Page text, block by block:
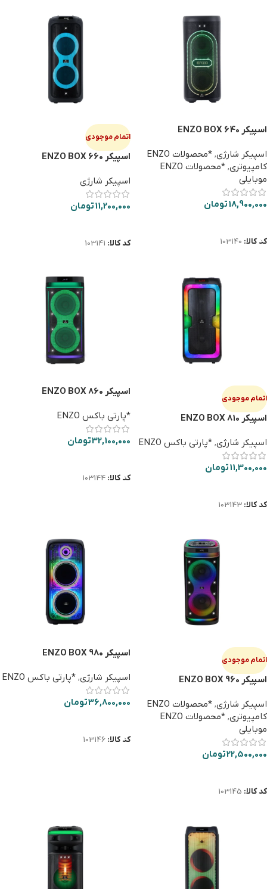
اسپیکر ENZO BOX 640
اسپیکر شارژی,
*محصولات ENZO
کامپیوتری,
*محصولات ENZO
موبایلی
18,900,000تومان
کد کالا: 103140
اتمام موجودی
اسپیکر ENZO BOX 660
اسپیکر شارژی
11,200,000تومان
کد کالا: 103141
اتمام موجودی
اسپیکر ENZO BOX 810
اسپیکر شارژی, *پارتی باکس ENZO
11,300,000تومان
کد کالا: 103143
اسپیکر ENZO BOX 860
*پارتی باکس ENZO
32,100,000تومان
کد کالا: 103144
اتمام موجودی
اسپیکر ENZO BOX 960
اسپیکر شارژی,
*محصولات ENZO
کامپیوتری,
*محصولات ENZO
موبایلی
22,500,000تومان
کد کالا: 103145
اسپیکر ENZO BOX 980
اسپیکر شارژی, *پارتی باکس ENZO
36,800,000تومان
کد کالا: 103146